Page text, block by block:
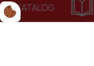
KATALOG